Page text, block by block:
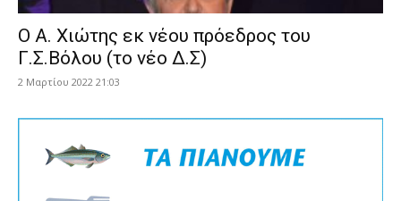
Ο Α. Χιώτης εκ νέου πρόεδρος του
Γ.Σ.Βόλου (το νέο Δ.Σ)
2 Μαρτίου 2022 21:03